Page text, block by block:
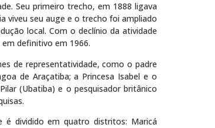
Seu primeiro trecho, em 1888 ligava
viveu seu auge e o trecho foi ampliado
local. Com o declínio da atividade
definitivo em 1966.
de representatividade, como o padre
de Araçatiba; a Princesa Isabel e o
(Ubatiba) e o pesquisador britânico
é dividido em quatro distritos: Maricá